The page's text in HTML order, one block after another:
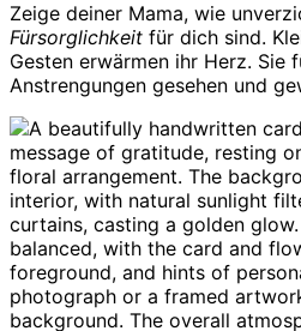
Zeige deiner Mama, wie
Fürsorglichkeit für dich sind.
Gesten erwärmen ihr Herz. Sie
Anstrengungen gesehen und